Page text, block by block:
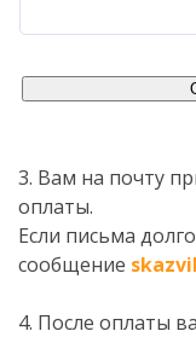
3. Вам на почту
оплаты.
Если письма
сообщение
4. После оплаты